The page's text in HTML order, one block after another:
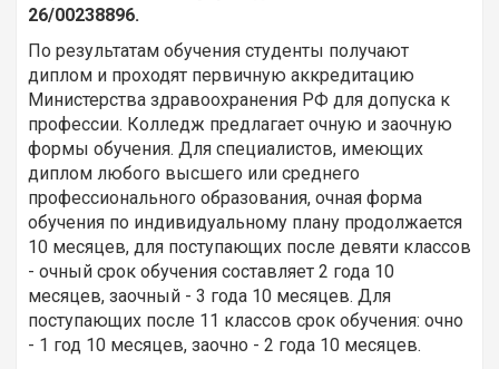
26/00238896.
По результатам обучения студенты получают
диплом и проходят первичную аккредитацию
Министерства здравоохранения РФ для допуска к
профессии. Колледж предлагает очную и заочную
формы обучения. Для специалистов, имеющих
диплом любого высшего или среднего
профессионального образования, очная форма
обучения по индивидуальному плану продолжается
10 месяцев, для поступающих после девяти классов
- очный срок обучения составляет 2 года 10
месяцев, заочный - 3 года 10 месяцев. Для
поступающих после 11 классов срок обучения: очно
- 1 год 10 месяцев, заочно - 2 года 10 месяцев.